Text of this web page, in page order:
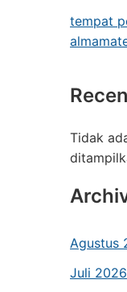
tempat
Tidak
Agustus
Juli 2026